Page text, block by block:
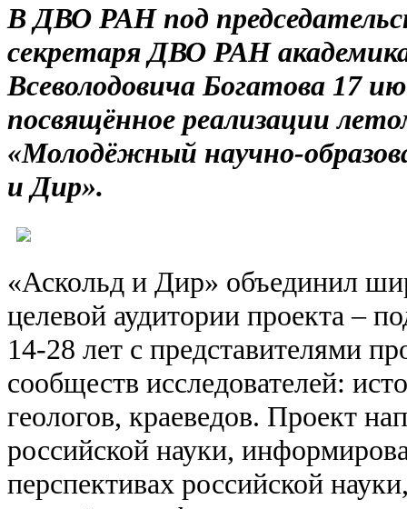
В ДВО РАН под
секретаря ДВО РАН
Всеволодовича Богатова 17
посвящённое реализации
«Молодёжный научно-
и Дир».
«Аскольд и Дир» объединил
целевой аудитории проекта –
14-28 лет с представителями
сообществ исследователей:
геологов, краеведов. Проект
российской науки,
перспективах российской